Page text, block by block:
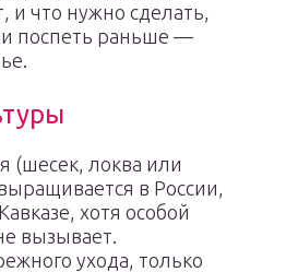
и что нужно сделать,
поспеть раньше —
(шесек, локва или
в России,
хотя особой
вызывает.
ухода, только